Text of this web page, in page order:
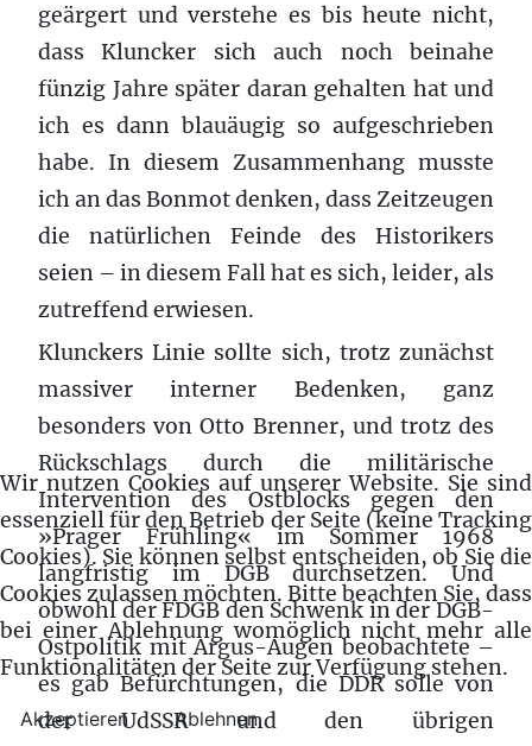
geärgert und verstehe es bis heute nicht,
dass Kluncker sich auch noch beinahe
fünzig Jahre später daran gehalten hat und
ich es dann blauäugig so aufgeschrieben
habe. In diesem Zusammenhang musste
ich an das Bonmot denken, dass Zeitzeugen
die natürlichen Feinde des Historikers
seien – in diesem Fall hat es sich, leider, als
zutreffend erwiesen.
Klunckers Linie sollte sich, trotz zunächst
massiver interner Bedenken, ganz
besonders von Otto Brenner, und trotz des
Rückschlags durch die militärische
Intervention des Ostblocks gegen den
»Prager Frühling« im Sommer 1968
langfristig im DGB durchsetzen. Und
obwohl der FDGB den Schwenk in der DGB-
Ostpolitik mit Argus-Augen beobachtete –
es gab Befürchtungen, die DDR solle von
der UdSSR und den übrigen
Wir nutzen Cookies auf unserer Website. Sie sind
essenziell für den Betrieb der Seite (keine Tracking
Cookies). Sie können selbst entscheiden, ob Sie die
Cookies zulassen möchten. Bitte beachten Sie, dass
bei einer Ablehnung womöglich nicht mehr alle
Funktionalitäten der Seite zur Verfügung stehen.
Akzeptieren Ablehnen